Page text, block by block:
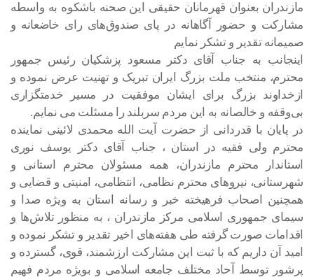
مازندران بعنوان قهرمانان حقیقی این صحنه باشکوه به واسطه
مشارکت و حضور آگاهانه در پای صندوق‌های رای خاضعانه و
صمیمانه تقدیر و تشکر نمایم
اینجانب به جناب آقای دکتر مسعود پزشکیان رئیس جمهور
محترم، منتخب ملت بزرگ ایران تبریک و تهنیت عرض نموده و
ازخداوند بزرگ برای ایشان موفقیت در مسیر خدمتگزاری
بی‌وقفه و خالصانه به این مردم سربلند را مسئلت می نمایم‌.
در پایان با قدردانی از حضرت آیت الله محمدی لائینی نماینده
محترم ولی فقیه در استان ، جناب آقای دکتر یوسف نوری
استاندار محترم مازندران، همه مسئولان محترم استانی و
شهرستانی، نیروهای محترم نظامی، انتظامی، امنیتی و قضایی و
همچنین اصحاب فرهیخته خبر و رسانه استان به ویژه صدا و
سیمای جمهوری اسلامی مرکز مازندران ، به منظور تلاش‌ها و
اقدامات صورت گرفته طی هفته‌های اخیر تقدیر و تشکر نموده و
امید آن داریم که با ثبت این مشارکت ارزشمند، قوی، گسترده و
پرشور توسط آحاد مختلف جامعه اسلامی و بویژه مردم فهیم